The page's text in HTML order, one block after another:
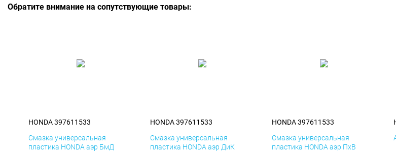
Обратите внимание на сопутствующие товары:
HONDA 397611533
Смазка универсальная
пластика HONDA аэр БмД
HONDA 397611533
Смазка универсальная
пластика HONDA аэр ДиК
HONDA 397611533
Смазка универсальная
пластика HONDA аэр ПхВ